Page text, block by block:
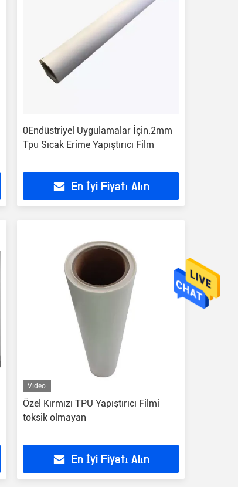
0Endüstriyel Uygulamalar İçin.2mm
Tpu Sıcak Erime Yapıştırıcı Film
En İyi Fiyatı Alın
Video
Özel Kırmızı TPU Yapıştırıcı Filmi
toksik olmayan
En İyi Fiyatı Alın